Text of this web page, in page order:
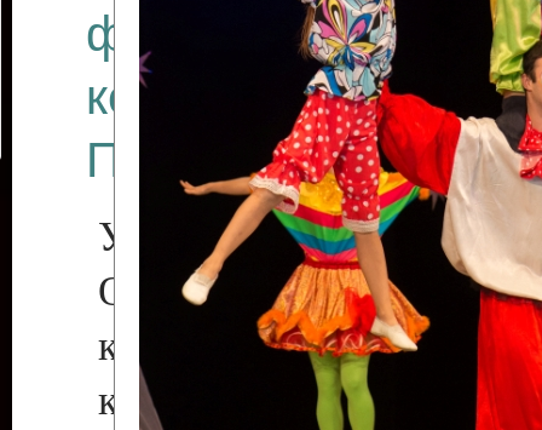
фестиваля
коллективов
Приднестровского
Участники фестиваля:
Образцовый
коллектив
культуры с.